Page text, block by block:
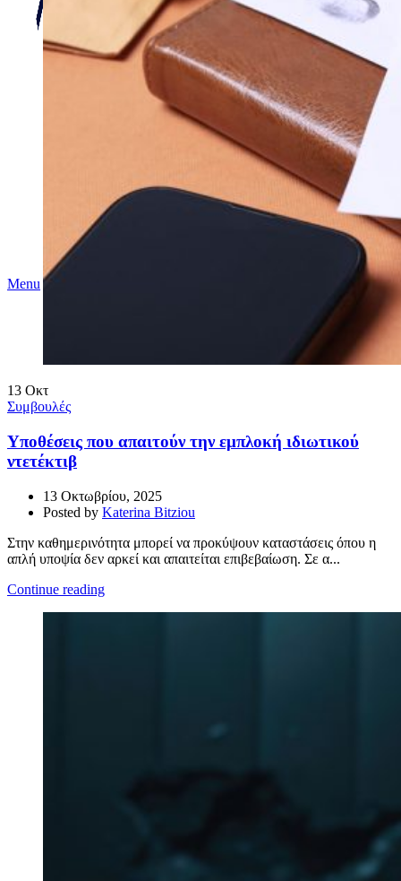
Menu
13 Οκτ
Συμβουλές
Υποθέσεις που απαιτούν την εμπλοκή ιδιωτικού
ντετέκτιβ
13 Οκτωβρίου, 2025
Posted by Katerina Bitziou
Στην καθημερινότητα μπορεί να προκύψουν καταστάσεις όπου η
απλή υποψία δεν αρκεί και απαιτείται επιβεβαίωση. Σε α...
Continue reading